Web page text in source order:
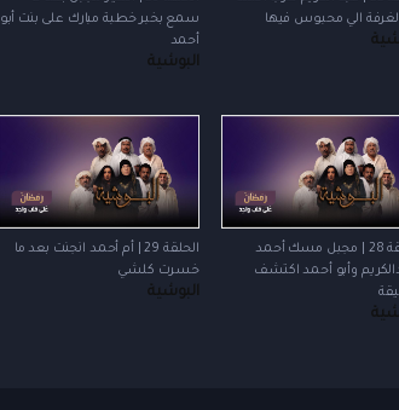
الي محبوس فيها
سمع بخبر خطبة مبارك على بنت أبو
أحمد
البوشية
الحلقة 28 | مجبل مسك أحمد
وأبو أحمد اكتشف
الحلقة 29 | أم أحمد انجنت بعد ما
خسرت كلشي
البوشية